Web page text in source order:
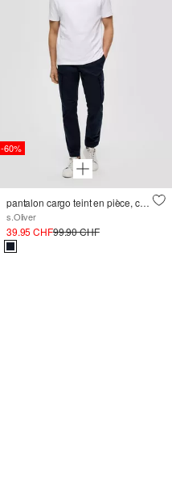
-60%
pantalon cargo teint en pièce, coupe Straight Leg
s.Oliver
39.95 CHF99.90 CHF